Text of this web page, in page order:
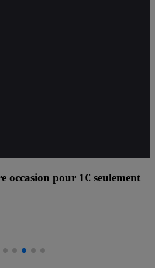
occasion pour 1€ seulement